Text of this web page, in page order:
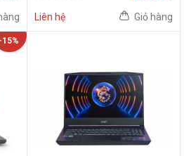
Liên hệ Giỏ hàng
-15%